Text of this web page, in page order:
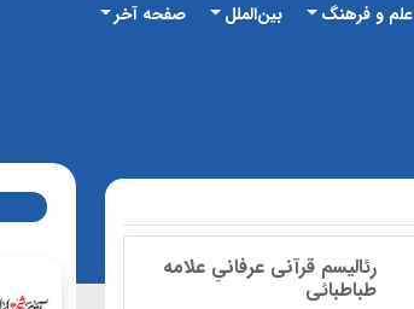
علم و فرهنگ بین‌الملل صفحه آخر
رئالیسم قرآنی عرفانیِ علامه
طباطبائی